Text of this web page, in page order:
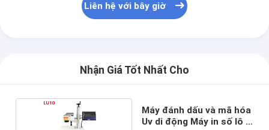
Liên hệ với bây giờ
Nhận Giá Tốt Nhất Cho
Máy đánh dấu và mã hóa
Uv di động Máy in số lô y